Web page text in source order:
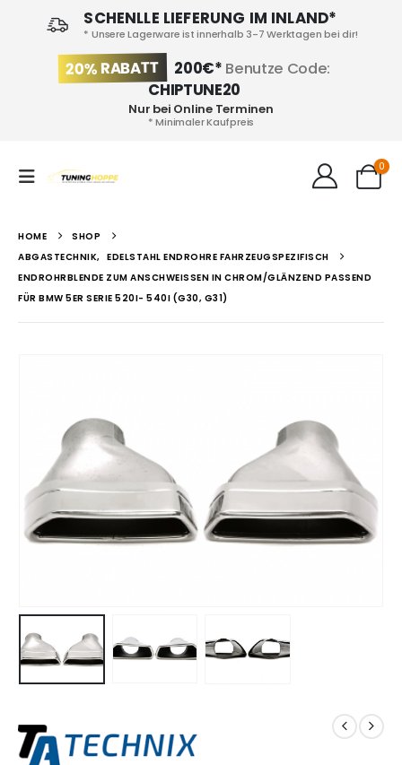
SCHENLLE LIEFERUNG IM INLAND*
* Unsere Lagerware ist innerhalb 3-7 Werktagen bei dir!
20% RABATT 200€* Benutze Code:
CHIPTUNE20
Nur bei Online Terminen
* Minimaler Kaufpreis
0
HOME
SHOP
ABGASTECHNIK, EDELSTAHL ENDROHRE FAHRZEUGSPEZIFISCH
ENDROHRBLENDE ZUM ANSCHWEISSEN IN CHROM/GLÄNZEND PASSEND
FÜR BMW 5ER SERIE 520I- 540I (G30, G31)